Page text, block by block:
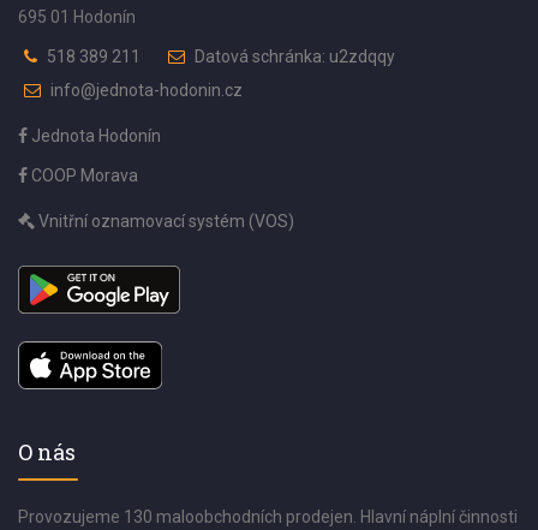
695 01 Hodonín
518 389 211
Datová schránka: u2zdqqy
info@jednota-hodonin.cz
Jednota Hodonín
COOP Morava
Vnitřní oznamovací systém (VOS)
O nás
Provozujeme 130 maloobchodních prodejen. Hlavní náplní činnosti